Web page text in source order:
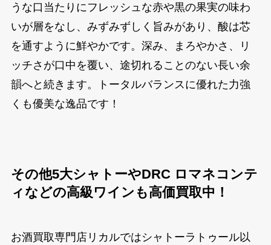
うな口当たりにフレッシュな赤や黒の果実の味わ
いが層をなし、みずみずしく旨みがあり、酸は芯
を通すように鮮やかです。深み、まろやかさ、リ
ッチさが口中を覆い、途切れることのない長い余
韻へと続きます。トータルバランスに優れた力強
くも優美な逸品です！
その他5大シャトーやDRC ロマネコンテ
ィなどの高級ワインも高価買取中！
お酒買取専門店リカルではシャトーラトゥール以